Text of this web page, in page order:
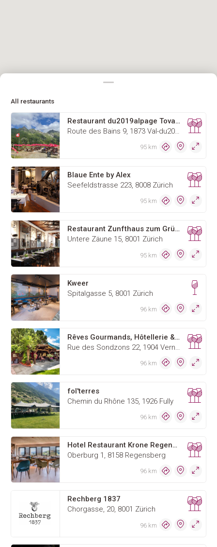
All restaurants
Restaurant du2019alpage Tovassière
Route des Bains 9, 1873 Val-du2019Illiez
95 km
Blaue Ente by Alex
Seefeldstrasse 223, 8008 Zürich
95 km
Restaurant Zunfthaus zum Grünen Glas
Untere Zäune 15, 8001 Zürich
95 km
Kweer
Spitalgasse 5, 8001 Zürich
96 km
Rêves Gourmands, Hôtellerie & Gastronomie
Rue des Sondzons 22, 1904 Vernayaz
96 km
fol'terres
Chemin du Rhône 135, 1926 Fully
96 km
Hotel Restaurant Krone Regensberg
Oberburg 1, 8158 Regensberg
96 km
Rechberg 1837
Chorgasse, 20, 8001 Zürich
96 km